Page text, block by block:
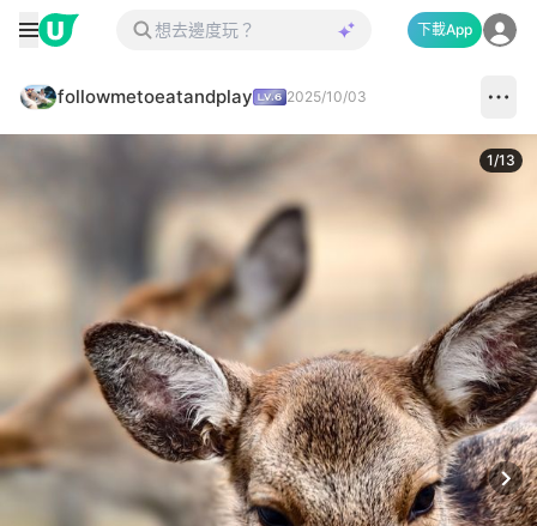
下載App
followmetoeatandplay 2025/10/03
1/13